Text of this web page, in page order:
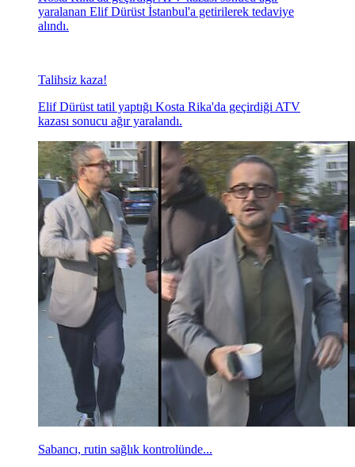
yaralanan Elif Dürüst İstanbul'a getirilerek tedaviye
alındı.
Talihsiz kaza!
Elif Dürüst tatil yaptığı Kosta Rika'da geçirdiği ATV
kazası sonucu ağır yaralandı.
Sabancı, rutin sağlık kontrolünde...